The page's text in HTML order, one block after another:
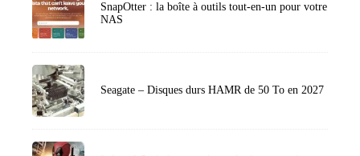
SnapOtter : la boîte à outils tout-en-un pour votre
NAS
Seagate – Disques durs HAMR de 50 To en 2027